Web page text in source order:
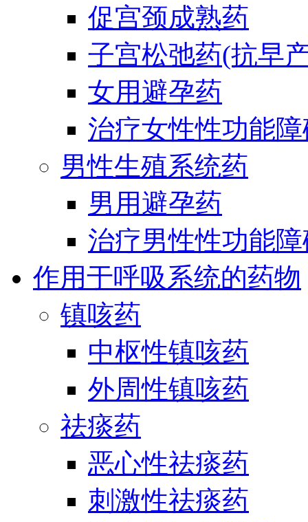
促宫颈成熟药
子宫松弛药(抗早
女用避孕药
治疗女性性功能
男性生殖系统药
男用避孕药
治疗男性性功能
作用于呼吸系统的药物
镇咳药
中枢性镇咳药
外周性镇咳药
祛痰药
恶心性祛痰药
刺激性祛痰药